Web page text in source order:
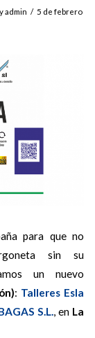
admin
5 de febrero
para que no
sin su
un nuevo
: Talleres Esla
S.L., en La